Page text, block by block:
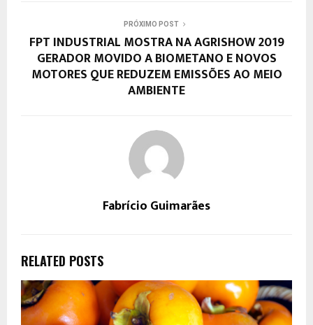
PRÓXIMO POST
FPT INDUSTRIAL MOSTRA NA AGRISHOW 2019
GERADOR MOVIDO A BIOMETANO E NOVOS
MOTORES QUE REDUZEM EMISSÕES AO MEIO
AMBIENTE
Fabrício Guimarães
RELATED POSTS